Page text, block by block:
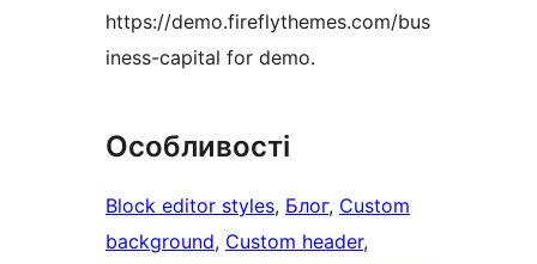
https://demo.fireflythemes.com/bus
iness-capital for demo.
Особливості
Block editor styles, Блог, Custom
background, Custom header